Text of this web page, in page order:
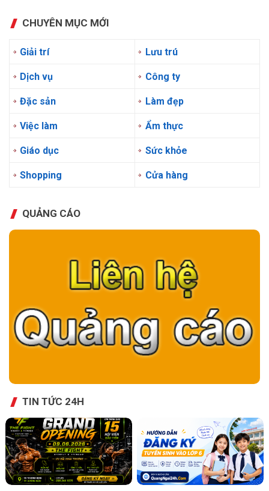
CHUYÊN MỤC MỚI
Giải trí Lưu trú
Dịch vụ Công ty
Đặc sản Làm đẹp
Việc làm Ẩm thực
Giáo dục Sức khỏe
Shopping Cửa hàng
QUẢNG CÁO
TIN TỨC 24H